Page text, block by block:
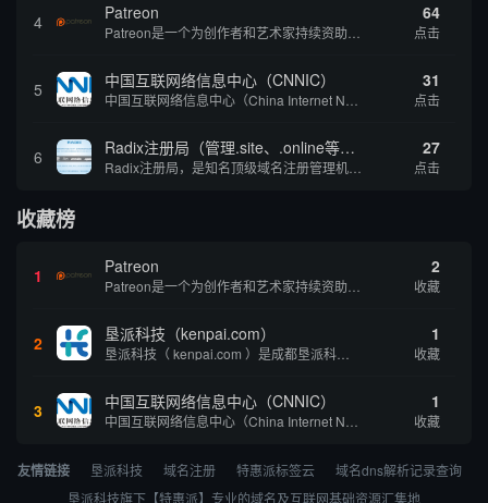
4 Patreon 64
点击
5 中国互联网络信息中心（CNNIC） 31
点击
6 Radix注册局（管理.site、.online等顶级域名） 27
点击
收藏榜
1 Patreon 2
收藏
2 垦派科技（kenpai.com） 1
收藏
3 中国互联网络信息中心（CNNIC） 1
收藏
友情链接 垦派科技 域名注册 特惠派标签云
域名dns解析记录查询
垦派科技旗下【特惠派】专业的域名及互联网基础资源汇集地